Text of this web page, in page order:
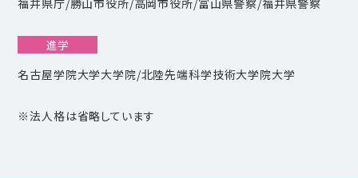
福井県庁/勝山市役所/高岡市役所/富山県警察/福井県警察
進学
名古屋学院大学大学院/北陸先端科学技術大学院大学
※法人格は省略しています